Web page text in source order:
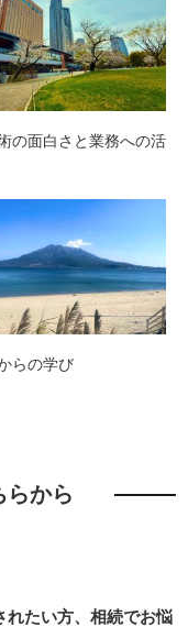
の面白さと業務への活
らの学び
らから
れたい方、相続でお悩